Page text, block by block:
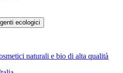
naturali e bio di alta qualità